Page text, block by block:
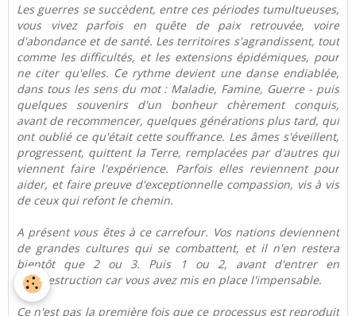
Les guerres se succèdent, entre ces périodes tumultueuses,
vous vivez parfois en quête de paix retrouvée, voire
d'abondance et de santé. Les territoires s'agrandissent, tout
comme les difficultés, et les extensions épidémiques, pour
ne citer qu'elles. Ce rythme devient une danse endiablée,
dans tous les sens du mot : Maladie, Famine, Guerre - puis
quelques souvenirs d'un bonheur chèrement conquis,
avant de recommencer, quelques générations plus tard, qui
ont oublié ce qu'était cette souffrance. Les âmes s'éveillent,
progressent, quittent la Terre, remplacées par d'autres qui
viennent faire l'expérience. Parfois elles reviennent pour
aider, et faire preuve d'exceptionnelle compassion, vis à vis
de ceux qui refont le chemin.
A présent vous êtes à ce carrefour. Vos nations deviennent
de grandes cultures qui se combattent, et il n'en restera
bientôt que 2 ou 3. Puis 1 ou 2, avant d'entrer en
autodestruction car vous avez mis en place l'impensable.
Ce n'est pas la première fois que ce processus est reproduit